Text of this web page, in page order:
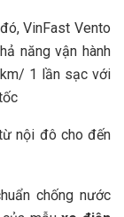
VinFast Vento
năng vận hành
1 lần sạc với
nội đô cho đến
chống nước